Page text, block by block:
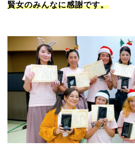
賢女のみんなに感謝です。